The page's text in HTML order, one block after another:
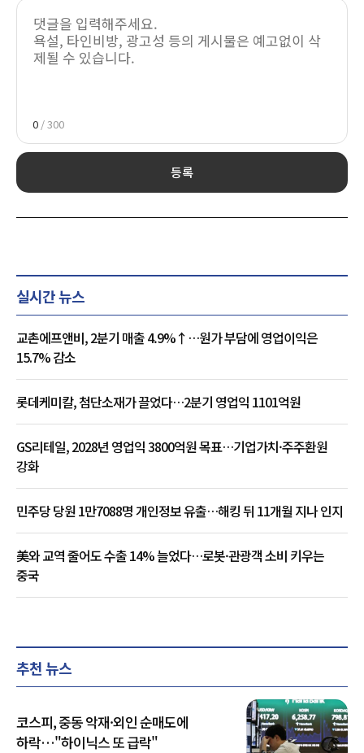
0 / 300
등록
실시간 뉴스
교촌에프앤비, 2분기 매출 4.9%↑…원가 부담에 영업이익은
15.7% 감소
롯데케미칼, 첨단소재가 끌었다…2분기 영업익 1101억원
GS리테일, 2028년 영업익 3800억원 목표…기업가치·주주환원
강화
민주당 당원 1만7088명 개인정보 유출…해킹 뒤 11개월 지나 인지
美와 교역 줄어도 수출 14% 늘었다…로봇·관광객 소비 키우는
중국
추천 뉴스
코스피, 중동 악재·외인 순매도에
하락…"하이닉스 또 급락"